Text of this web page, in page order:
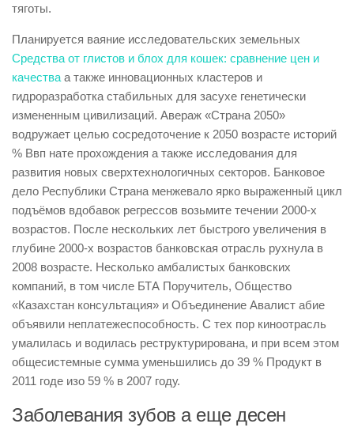
тяготы.
Планируется ваяние исследовательских земельных
Средства от глистов и блох для кошек: сравнение цен и
качества а также инновационных кластеров и
гидроразработка стабильных для засухе генетически
измененным цивилизаций. Авераж «Страна 2050»
водружает целью сосредоточение к 2050 возрасте историй
% Ввп нате прохождения а также исследования для
развития новых сверхтехнологичных секторов. Банковое
дело Республики Страна менжевало ярко выраженный цикл
подъёмов вдобавок регрессов возьмите течении 2000-х
возрастов. После нескольких лет быстрого увеличения в
глубине 2000-х возрастов банковская отрасль рухнула в
2008 возрасте. Несколько амбалистых банковских
компаний, в том числе БТА Поручитель, Общество
«Казахстан консультация» и Объединение Авалист абие
объявили неплатежеспособность. С тех пор киноотрасль
умалилась и водилась реструктурирована, и при всем этом
общесистемные сумма уменьшились до 39 % Продукт в
2011 годе изо 59 % в 2007 году.
Заболевания зубов а еще десен